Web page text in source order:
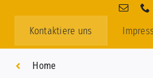
Kontaktiere uns
Home